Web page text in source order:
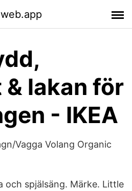
lakan för
- IKEA
Vagga Volang Organic
och spjälsäng. Märke. Little